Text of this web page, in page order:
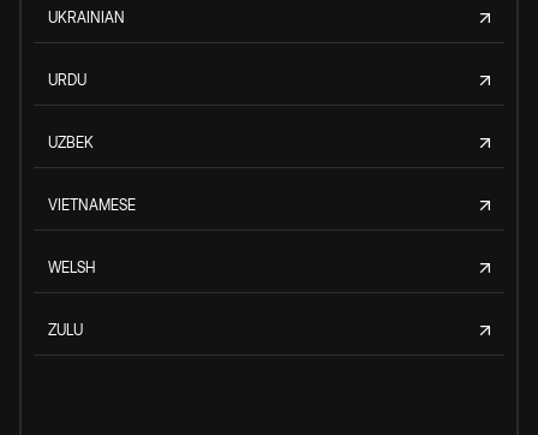
UKRAINIAN
URDU
UZBEK
VIETNAMESE
WELSH
ZULU